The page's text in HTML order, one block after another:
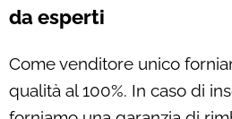
da esperti
Come venditore unico
qualità al 100%. In caso di